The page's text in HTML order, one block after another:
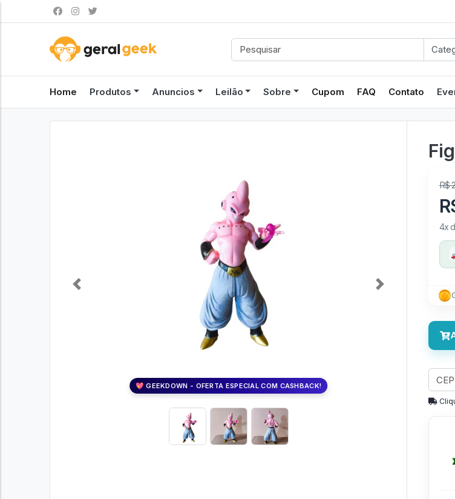
Home Produtos Anuncios Leilão Sobre Cupom FAQ Contato
💖 GEEKDOWN - OFERTA ESPECIAL COM CASHBACK!
Previous Next
R$
4x